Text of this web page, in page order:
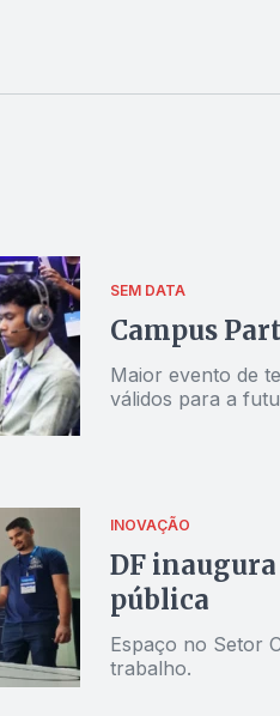
SEM DATA
Campus
Maior evento de
válidos para a
INOVAÇÃO
DF
pública
Espaço no Setor
trabalho.